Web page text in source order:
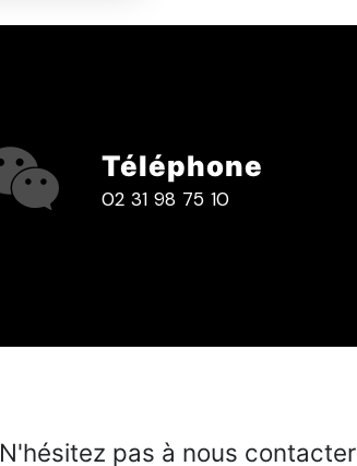
Téléphone
02 31 98 75 10
N'hésitez pas à nous contacter